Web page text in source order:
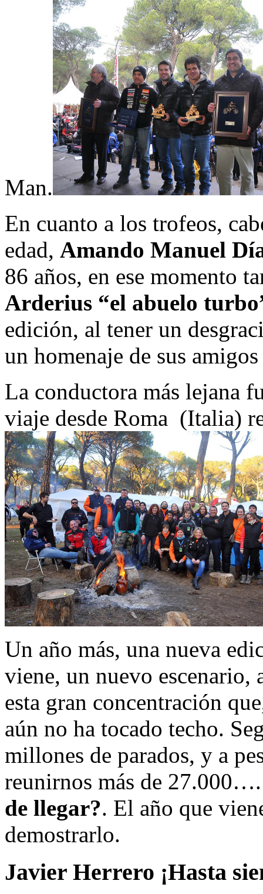
Man.
En cuanto a los trofeos,
edad, Amando Manuel
86 años, en ese momento
Arderius “el abuelo
edición, al tener un
un homenaje de sus
La conductora más lejana
viaje desde Roma (Italia)
Un año más, una nueva
viene, un nuevo escenario,
esta gran concentración
aún no ha tocado techo.
millones de parados, y a
reunirnos más de
de llegar?. El año que
demostrarlo.
Javier Herrero ¡Hasta